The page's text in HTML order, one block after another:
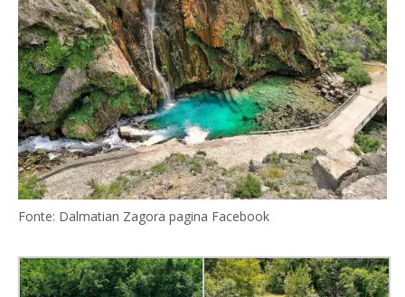
Fonte: Dalmatian Zagora pagina Facebook